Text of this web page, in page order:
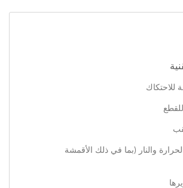
للاحتكاك
والنار (بما في ذلك الأقمشة